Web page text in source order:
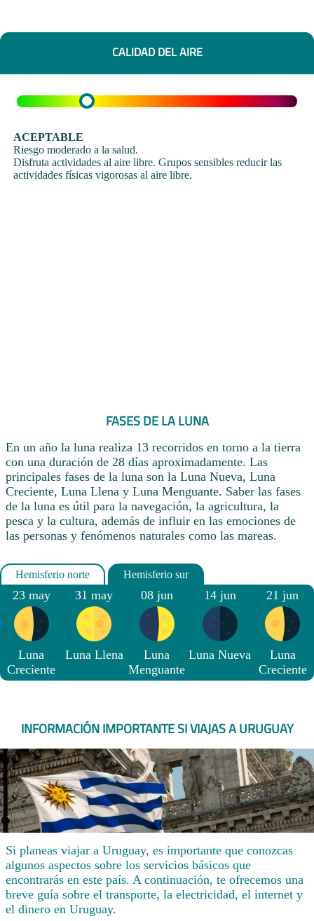
CALIDAD DEL AIRE
ACEPTABLE
Riesgo moderado a la salud.
Disfruta actividades al aire libre. Grupos sensibles reducir las
actividades físicas vigorosas al aire libre.
FASES DE LA LUNA
En un año la luna realiza 13 recorridos en torno a la tierra
con una duración de 28 días aproximadamente. Las
principales fases de la luna son la Luna Nueva, Luna
Creciente, Luna Llena y Luna Menguante. Saber las fases
de la luna es útil para la navegación, la agricultura, la
pesca y la cultura, además de influir en las emociones de
las personas y fenómenos naturales como las mareas.
23 may
Luna
Creciente
31 may
Luna Llena
08 jun
Luna
Menguante
14 jun
Luna Nueva
21 jun
Luna
Creciente
INFORMACIÓN IMPORTANTE SI VIAJAS A URUGUAY
Si planeas viajar a Uruguay, es importante que conozcas
algunos aspectos sobre los servicios básicos que
encontrarás en este país. A continuación, te ofrecemos una
breve guía sobre el transporte, la electricidad, el internet y
el dinero en Uruguay.